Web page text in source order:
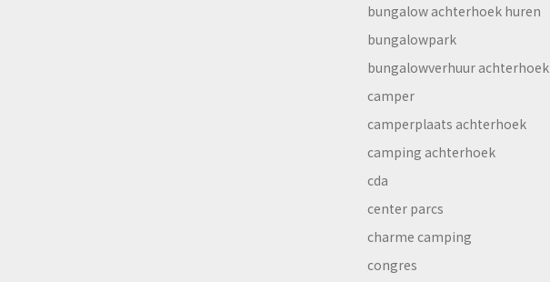
bungalow achterhoek huren
bungalowpark
bungalowverhuur achterhoek
camper
camperplaats achterhoek
camping achterhoek
cda
center parcs
charme camping
congres